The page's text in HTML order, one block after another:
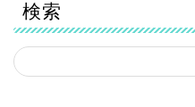
検索